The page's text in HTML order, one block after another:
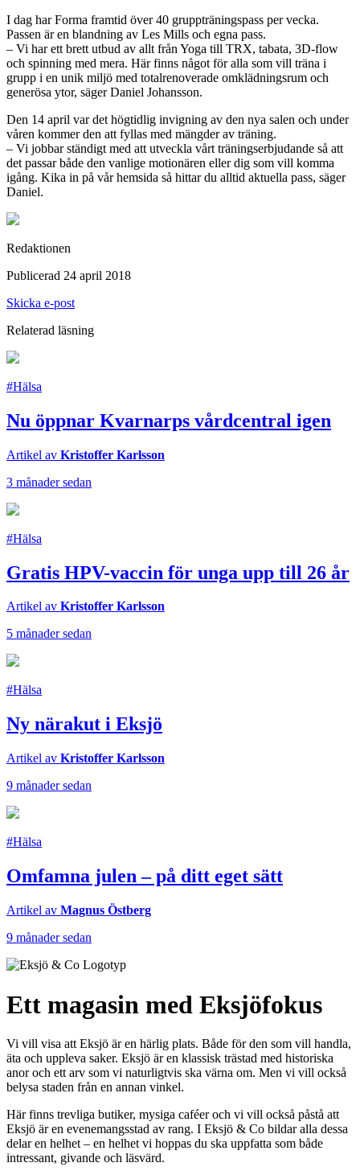
I dag har Forma framtid över 40 gruppträningspass per vecka.
Passen är en blandning av Les Mills och egna pass.
– Vi har ett brett utbud av allt från Yoga till TRX, tabata, 3D-flow
och spinning med mera. Här finns något för alla som vill träna i
grupp i en unik miljö med totalrenoverade omklädningsrum och
generösa ytor, säger Daniel Johansson.
Den 14 april var det högtidlig invigning av den nya salen och under
våren kommer den att fyllas med mängder av träning.
– Vi jobbar ständigt med att utveckla vårt träningserbjudande så att
det passar både den vanlige motionären eller dig som vill komma
igång. Kika in på vår hemsida så hittar du alltid aktuella pass, säger
Daniel.
Redaktionen
Publicerad 24 april 2018
Skicka e-post
Relaterad läsning
#Hälsa
Nu öppnar Kvarnarps vårdcentral igen
Artikel av Kristoffer Karlsson
3 månader sedan
#Hälsa
Gratis HPV-vaccin för unga upp till 26 år
Artikel av Kristoffer Karlsson
5 månader sedan
#Hälsa
Ny närakut i Eksjö
Artikel av Kristoffer Karlsson
9 månader sedan
#Hälsa
Omfamna julen – på ditt eget sätt
Artikel av Magnus Östberg
9 månader sedan
Ett magasin med Eksjöfokus
Vi vill visa att Eksjö är en härlig plats. Både för den som vill handla,
äta och uppleva saker. Eksjö är en klassisk trästad med historiska
anor och ett arv som vi naturligtvis ska värna om. Men vi vill också
belysa staden från en annan vinkel.
Här finns trevliga butiker, mysiga caféer och vi vill också påstå att
Eksjö är en evenemangsstad av rang. I Eksjö & Co bildar alla dessa
delar en helhet – en helhet vi hoppas du ska uppfatta som både
intressant, givande och läsvärd.